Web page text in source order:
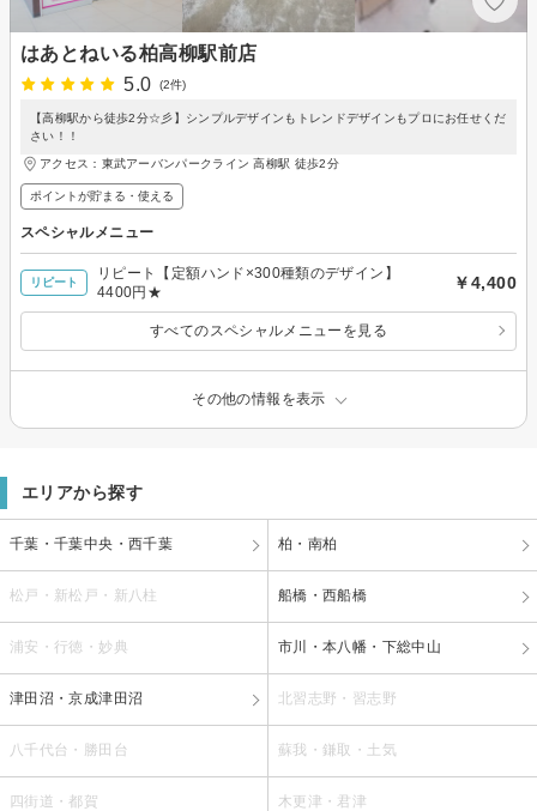
はあとねいる柏高柳駅前店
5.0
(2件)
【高柳駅から徒歩2分☆彡】シンプルデザインもトレンドデザインもプロにお任せくだ
さい！！
アクセス：東武アーバンパークライン 高柳駅 徒歩2分
ポイントが貯まる・使える
スペシャルメニュー
リピート
リピート【定額ハンド×300種類のデザイン】
4400円★
￥4,400
すべてのスペシャルメニューを見る
その他の情報を表示
エリアから探す
千葉・千葉中央・西千葉 柏・南柏
松戸・新松戸・新八柱 船橋・西船橋
浦安・行徳・妙典 市川・本八幡・下総中山
津田沼・京成津田沼 北習志野・習志野
八千代台・勝田台 蘇我・鎌取・土気
四街道・都賀 木更津・君津